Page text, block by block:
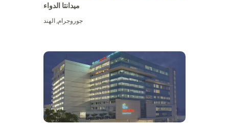
ميدانتا الدواء
جوروجرام,الهند